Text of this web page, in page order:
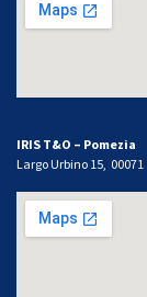
IRIS T&O – Pomezia
Largo Urbino 15, 00071